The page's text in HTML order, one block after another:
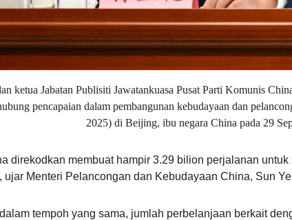
ketua Jabatan Publisiti Jawatankuasa Pusat Parti Komunis
pencapaian dalam pembangunan kebudayaan dan
2025) di Beijing, ibu negara China pada 29
direkodkan membuat hampir 3.29 bilion perjalanan
ujar Menteri Pelancongan dan Kebudayaan China, Sun
tempoh yang sama, jumlah perbelanjaan berkait